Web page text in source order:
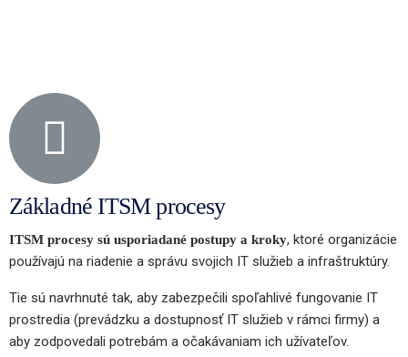
Základné ITSM procesy
ITSM procesy sú usporiadané postupy a kroky, ktoré organizácie
používajú na riadenie a správu svojich IT služieb a infraštruktúry.
Tie sú navrhnuté tak, aby zabezpečili spoľahlivé fungovanie IT
prostredia (prevádzku a dostupnosť IT služieb v rámci firmy) a
aby zodpovedali potrebám a očakávaniam ich užívateľov.